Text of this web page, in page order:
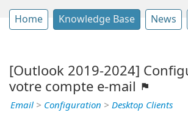
Home Knowledge Base News
[Outlook 2019-2024]
votre compte e-mail
Email > Configuration > Desktop Clients